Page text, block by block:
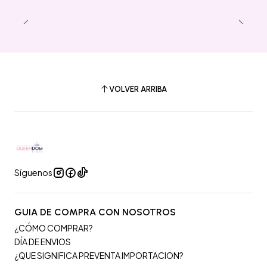
VOLVER ARRIBA
Síguenos
GUIA DE COMPRA CON NOSOTROS
¿CÓMO COMPRAR?
DÍA DE ENVIOS
¿QUE SIGNIFICA PREVENTA IMPORTACION?